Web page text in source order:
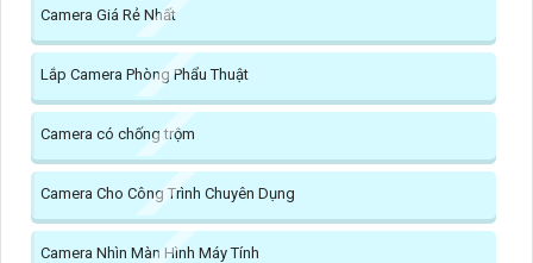
Camera Giá Rẻ Nhất
Lắp Camera Phòng Phẩu Thuật
Camera có chống trộm
Camera Cho Công Trình Chuyên Dụng
Camera Nhìn Màn Hình Máy Tính